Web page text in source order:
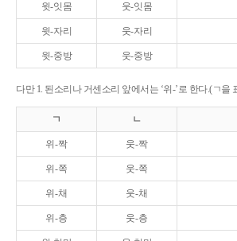
윗-잇몸 웃-잇몸
윗-자리 웃-자리
윗-중방 웃-중방
다만 1. 된소리나 거센소리 앞에서는 ‘위-’로 한다.(ㄱ을
ㄱ ㄴ
위-짝 웃-짝
위-쪽 웃-쪽
위-채 웃-채
위-층 웃-층